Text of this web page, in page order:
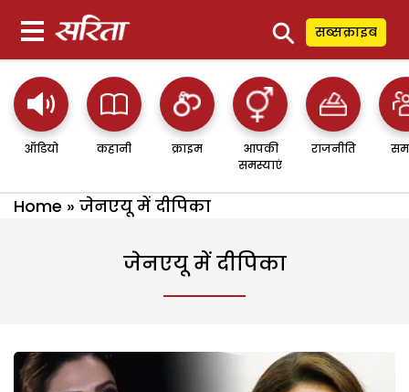
⚲ सब्सक्राइब
ऑडियो कहानी क्राइम
आपकी
समस्याएं
राजनीति
Home » जेनएयू में दीपिका
जेनएयू में दीपिका